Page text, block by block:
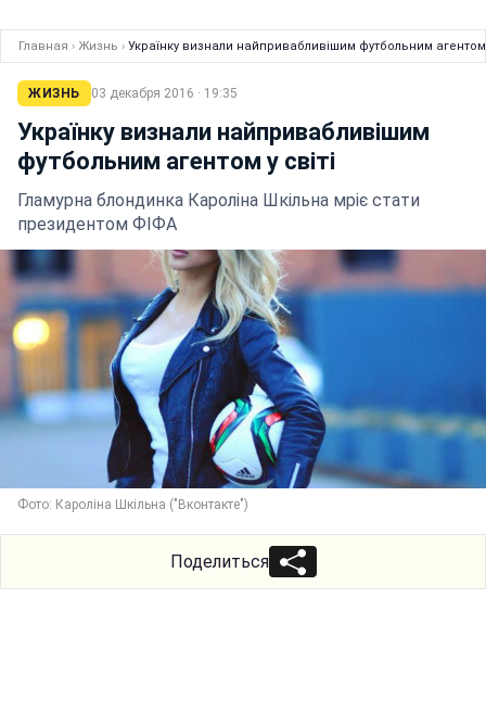
Главная › Жизнь › Українку визнали найпривабливішим футбольним агентом
ЖИЗНЬ 03 декабря 2016 · 19:35
Українку визнали найпривабливішим
футбольним агентом у світі
Гламурна блондинка Кароліна Шкільна мріє стати
президентом ФІФА
Фото: Кароліна Шкільна ("Вконтакте")
Поделиться